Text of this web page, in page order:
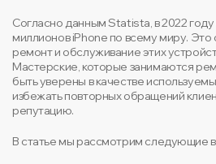
Согласно данным Statista, в 2022
миллионов iPhone по всему миру. Это
ремонт и обслуживание этих
Мастерские, которые занимаются
быть уверены в качестве
избежать повторных обращений
репутацию.
В статье мы рассмотрим следующие